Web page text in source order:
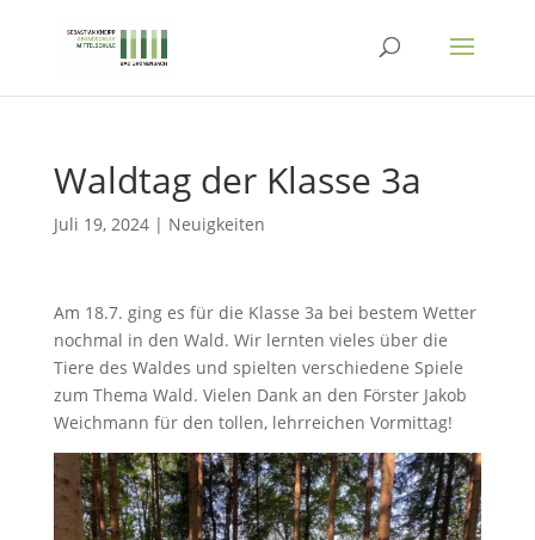
Waldtag der Klasse 3a
Juli 19, 2024| Neuigkeiten
Am 18.7. ging es für die Klasse 3a bei bestem Wetter
nochmal in den Wald. Wir lernten vieles über die
Tiere des Waldes und spielten verschiedene Spiele
zum Thema Wald. Vielen Dank an den Förster Jakob
Weichmann für den tollen, lehrreichen Vormittag!